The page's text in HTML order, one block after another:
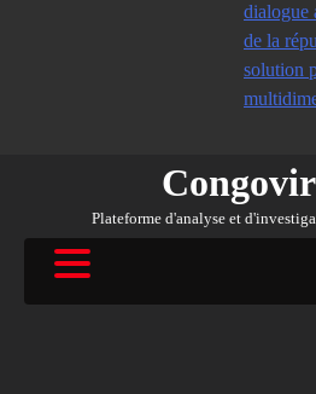
dialogue
de la
solution
Plateforme d'analyse et